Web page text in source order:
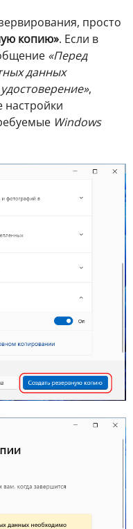
просто
копию». Если в
«Перед
данных
,
настройки
Windows